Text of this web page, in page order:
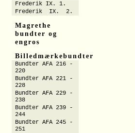
Frederik IX. 1.
Frederik IX. 2.
Magrethe
bundter og
engros
Billedmærkebundter
Bundter AFA 216 -
220
Bundter AFA 221 -
228
Bundter AFA 229 -
238
Bundter AFA 239 -
244
Bundter AFA 245 -
251